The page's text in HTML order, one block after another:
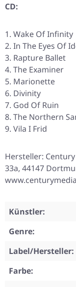
CD:
Wake Of Infinity
In The Eyes Of
Rapture Ballet
The Examiner
Marionette
Divinity
God Of Ruin
The Northern
Vila I Frid
Hersteller:
33a, 44147
Künstler:
Genre:
Label/Hersteller:
Farbe: